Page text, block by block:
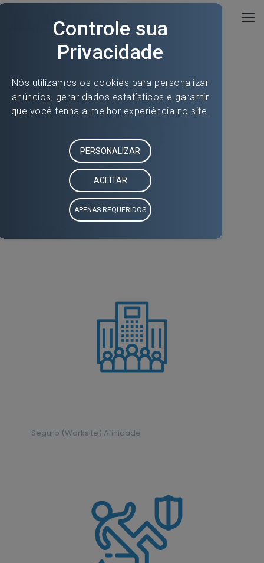
Seguro (Worksite) Afinidade